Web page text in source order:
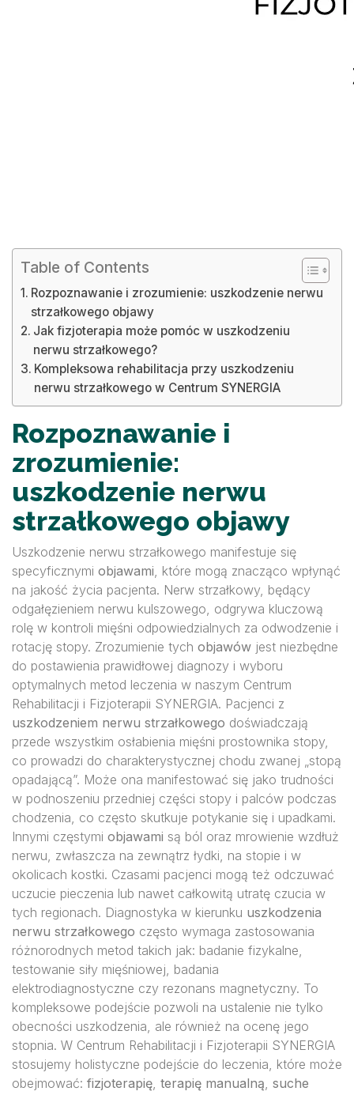
Table of Contents
Rozpoznawanie i zrozumienie: uszkodzenie nerwu
strzałkowego objawy
Jak fizjoterapia może pomóc w uszkodzeniu
nerwu strzałkowego?
Kompleksowa rehabilitacja przy uszkodzeniu
nerwu strzałkowego w Centrum SYNERGIA
Rozpoznawanie i
zrozumienie:
uszkodzenie nerwu
strzałkowego objawy
Uszkodzenie nerwu strzałkowego manifestuje się
specyficznymi objawami, które mogą znacząco wpłynąć
na jakość życia pacjenta. Nerw strzałkowy, będący
odgałęzieniem nerwu kulszowego, odgrywa kluczową
rolę w kontroli mięśni odpowiedzialnych za odwodzenie i
rotację stopy. Zrozumienie tych objawów jest niezbędne
do postawienia prawidłowej diagnozy i wyboru
optymalnych metod leczenia w naszym Centrum
Rehabilitacji i Fizjoterapii SYNERGIA. Pacjenci z
uszkodzeniem nerwu strzałkowego doświadczają
przede wszystkim osłabienia mięśni prostownika stopy,
co prowadzi do charakterystycznej chodu zwanej „stopą
opadającą”. Może ona manifestować się jako trudności
w podnoszeniu przedniej części stopy i palców podczas
chodzenia, co często skutkuje potykanie się i upadkami.
Innymi częstymi objawami są ból oraz mrowienie wzdłuż
nerwu, zwłaszcza na zewnątrz łydki, na stopie i w
okolicach kostki. Czasami pacjenci mogą też odczuwać
uczucie pieczenia lub nawet całkowitą utratę czucia w
tych regionach. Diagnostyka w kierunku uszkodzenia
nerwu strzałkowego często wymaga zastosowania
różnorodnych metod takich jak: badanie fizykalne,
testowanie siły mięśniowej, badania
elektrodiagnostyczne czy rezonans magnetyczny. To
kompleksowe podejście pozwoli na ustalenie nie tylko
obecności uszkodzenia, ale również na ocenę jego
stopnia. W Centrum Rehabilitacji i Fizjoterapii SYNERGIA
stosujemy holistyczne podejście do leczenia, które może
obejmować: fizjoterapię, terapię manualną, suche